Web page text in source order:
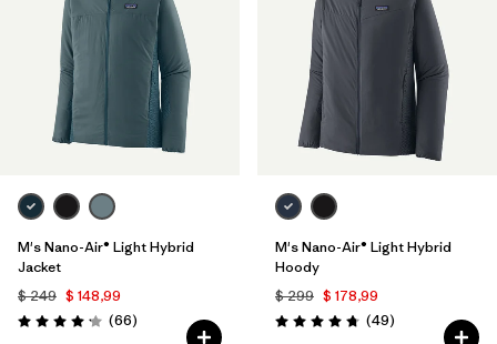
M's Nano-Air® Light Hybrid
Jacket
$ 249 $ 148,99
Valoración: 4.2 / 5
(66Comentarios
)
M's Nano-Air® Light Hybrid
Hoody
$ 299 $ 178,99
Valoración: 4.8 / 5
(49Comentarios
)